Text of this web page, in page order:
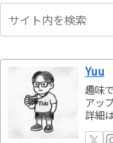
Yuu
趣味
アッ
詳細